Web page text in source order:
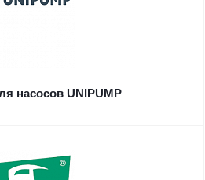
насосов UNIPUMP